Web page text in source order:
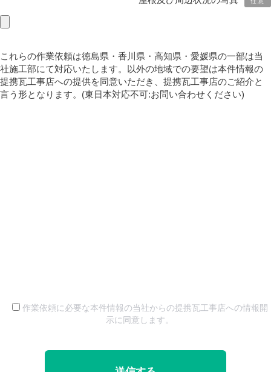
これらの作業依頼は徳島県・香川県・高知県・愛媛県の一部は当
社施工部にて対応いたします。以外の地域での要望は本件情報の
提携瓦工事店への提供を同意いただき、提携瓦工事店のご紹介と
言う形となります。(東日本対応不可:お問い合わせください)
作業依頼に必要な本件情報の当社からの提携瓦工事店への情報開
示に同意します。